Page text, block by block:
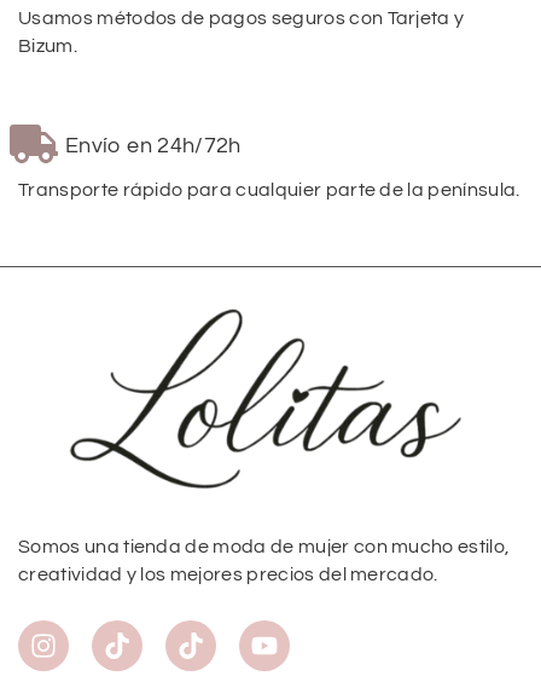
Usamos métodos de pagos seguros con Tarjeta y
Bizum.
Envío en 24h/72h
Transporte rápido para cualquier parte de la península.
Somos una tienda de moda de mujer con mucho estilo,
creatividad y los mejores precios del mercado.